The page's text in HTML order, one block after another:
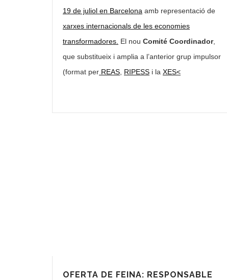
19 de juliol en Barcelona amb representació de
xarxes internacionals de les economies
transformadores. El nou Comité Coordinador,
que substitueix i amplia a l’anterior grup impulsor
(format per REAS RIPESS i la XES<
OFERTA DE FEINA: RESPONSABLE